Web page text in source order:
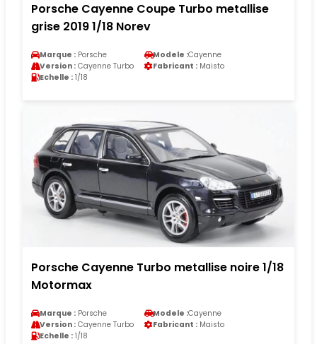
Porsche Cayenne Coupe Turbo metallise
grise 2019 1/18 Norev
Marque : Porsche Modele :Cayenne
Version : Cayenne Turbo Fabricant : Maisto
Echelle : 1/18
Porsche Cayenne Turbo metallise noire 1/18
Motormax
Marque : Porsche Modele :Cayenne
Version : Cayenne Turbo Fabricant : Maisto
Echelle : 1/18